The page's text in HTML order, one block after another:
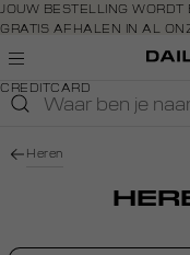
Navigeer
direct naar
de
Open de
direct
JOUW BESTELLING
GRATIS AFHALEN IN AL
GRATIS RETOURNEREN
BETAAL ZOALS JIJ WILT:
CREDITCARD
Heren